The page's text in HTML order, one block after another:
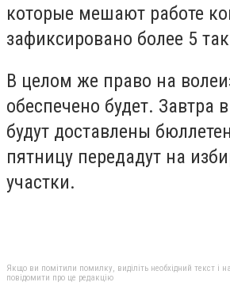
которые мешают работе
зафиксировано более 5
В целом же право на
обеспечено будет. Завтра
будут доставлены
пятницу передадут на
участки.
Якщо ви помітили помилку, виділіть необхідний текст і
повідомити про це редакцію